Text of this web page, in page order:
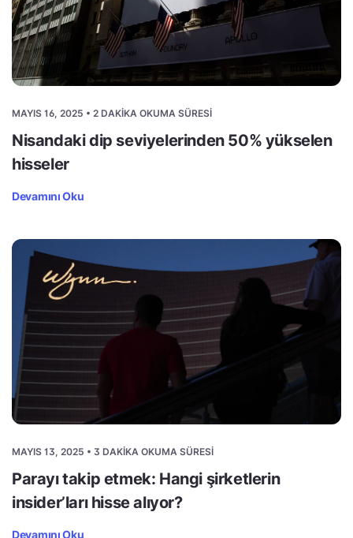
MAYIS 16, 2025 • 2 DAKIKA OKUMA SÜRESI
Nisandaki dip seviyelerinden 50% yükselen
hisseler
Devamını Oku
MAYIS 13, 2025 • 3 DAKIKA OKUMA SÜRESI
Parayı takip etmek: Hangi şirketlerin
insider’ları hisse alıyor?
Devamını Oku